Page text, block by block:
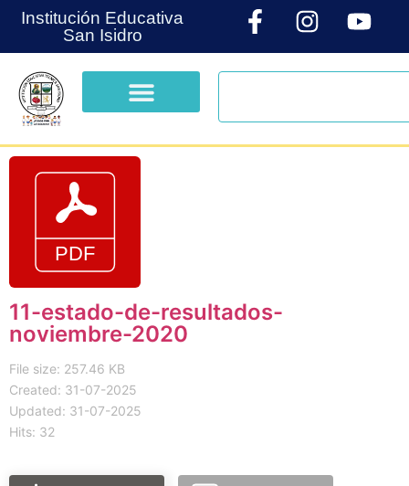
Institución Educativa
San Isidro
11-estado-de-resultados-
noviembre-2020
File size: 257.46 KB
Created: 31-07-2025
Updated: 31-07-2025
Hits: 32